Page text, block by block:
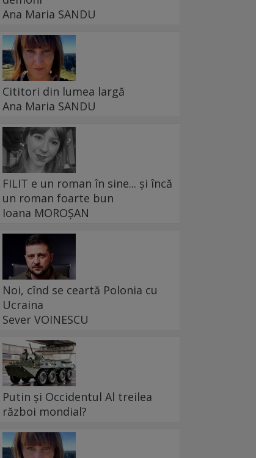
Ana Maria SANDU
Cititori din lumea largă
Ana Maria SANDU
FILIT e un roman în sine... și încă
un roman foarte bun
Ioana MOROȘAN
Noi, cînd se ceartă Polonia cu
Ucraina
Sever VOINESCU
Putin și Occidentul Al treilea
război mondial?